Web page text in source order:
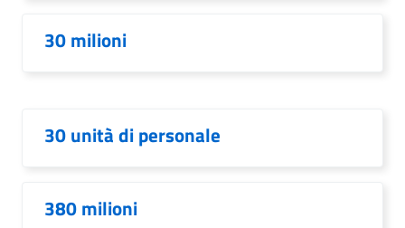
30 milioni
30 unità di personale
380 milioni